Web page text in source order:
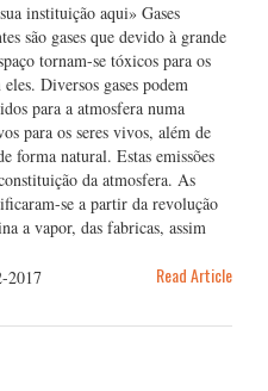
instituição aqui» Gases
são gases que devido à grande
tornam-se tóxicos para os
Diversos gases podem
para a atmosfera numa
para os seres vivos, além de
forma natural. Estas emissões
da atmosfera. As
se a partir da revolução
a vapor, das fabricas, assim
2017 Read Article